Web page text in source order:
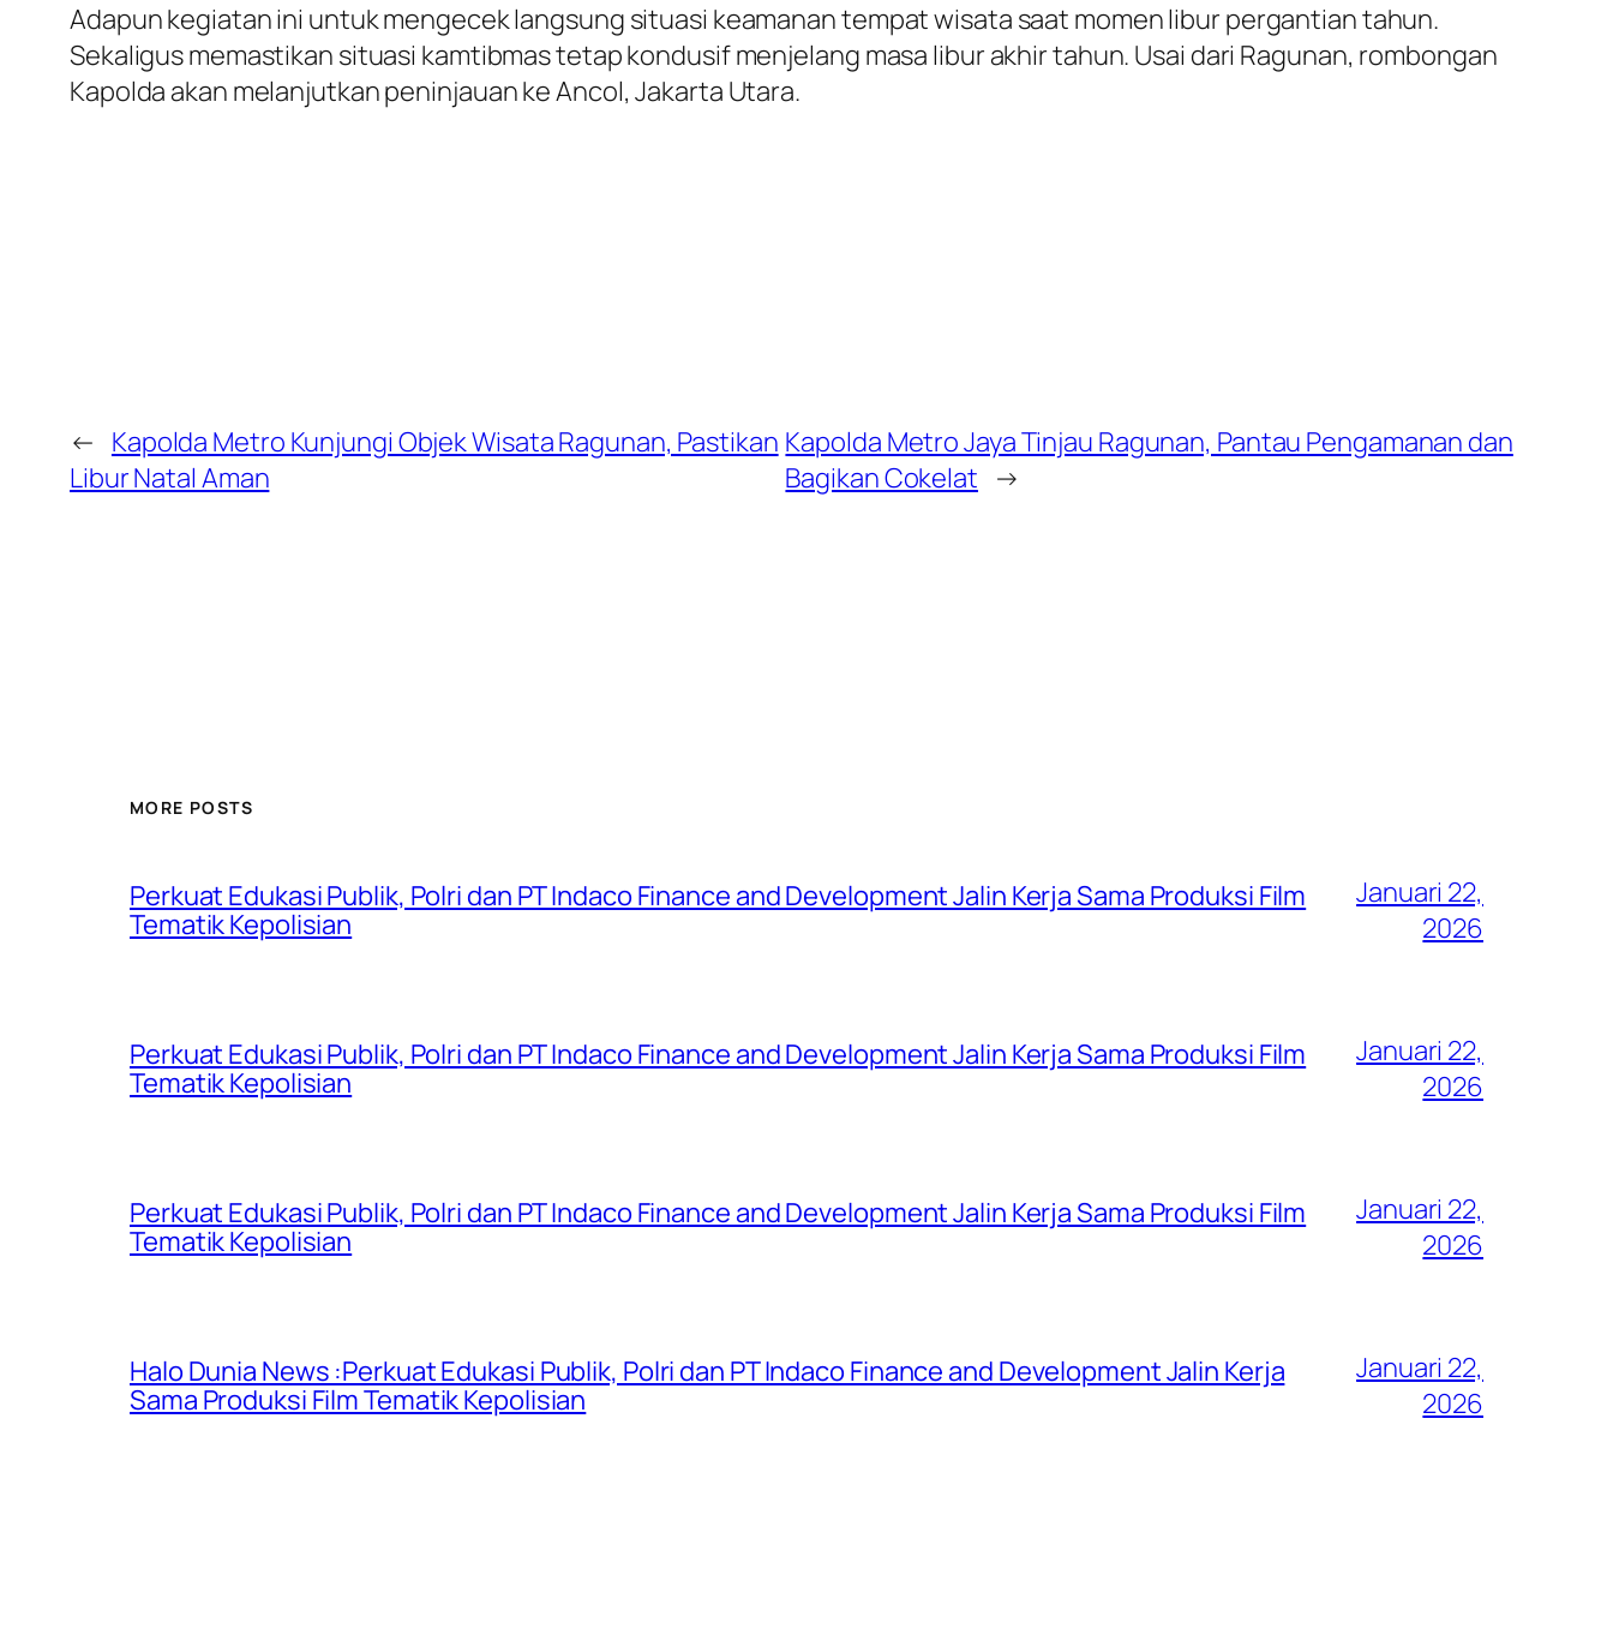
Adapun kegiatan ini untuk mengecek langsung situasi keamanan tempat wisata saat momen libur pergantian tahun.
Sekaligus memastikan situasi kamtibmas tetap kondusif menjelang masa libur akhir tahun. Usai dari Ragunan, rombongan
Kapolda akan melanjutkan peninjauan ke Ancol, Jakarta Utara.
← Kapolda Metro Kunjungi Objek Wisata Ragunan, Pastikan
Libur Natal Aman
Kapolda Metro Jaya Tinjau Ragunan, Pantau Pengamanan dan
Bagikan Cokelat →
MORE POSTS
Perkuat Edukasi Publik, Polri dan PT Indaco Finance and Development Jalin Kerja Sama Produksi Film
Tematik Kepolisian
Januari 22,
2026
Perkuat Edukasi Publik, Polri dan PT Indaco Finance and Development Jalin Kerja Sama Produksi Film
Tematik Kepolisian
Januari 22,
2026
Perkuat Edukasi Publik, Polri dan PT Indaco Finance and Development Jalin Kerja Sama Produksi Film
Tematik Kepolisian
Januari 22,
2026
Halo Dunia News :Perkuat Edukasi Publik, Polri dan PT Indaco Finance and Development Jalin Kerja
Sama Produksi Film Tematik Kepolisian
Januari 22,
2026